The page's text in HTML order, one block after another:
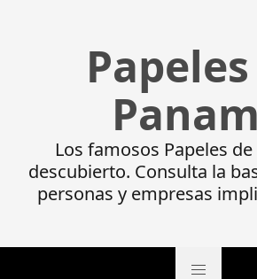
Los famosos Papeles
descubierto. Consulta la
personas y empresas